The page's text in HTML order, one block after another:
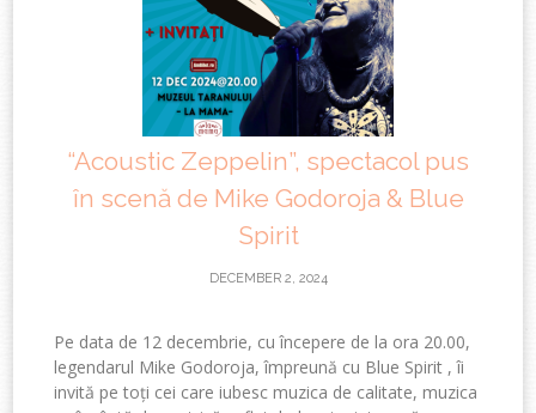
“Acoustic Zeppelin”, spectacol pus
în scenă de Mike Godoroja & Blue
Spirit
DECEMBER 2, 2024
Pe data de 12 decembrie, cu începere de la ora 20.00,
legendarul Mike Godoroja, împreună cu Blue Spirit , îi
invită pe toți cei care iubesc muzica de calitate, muzica